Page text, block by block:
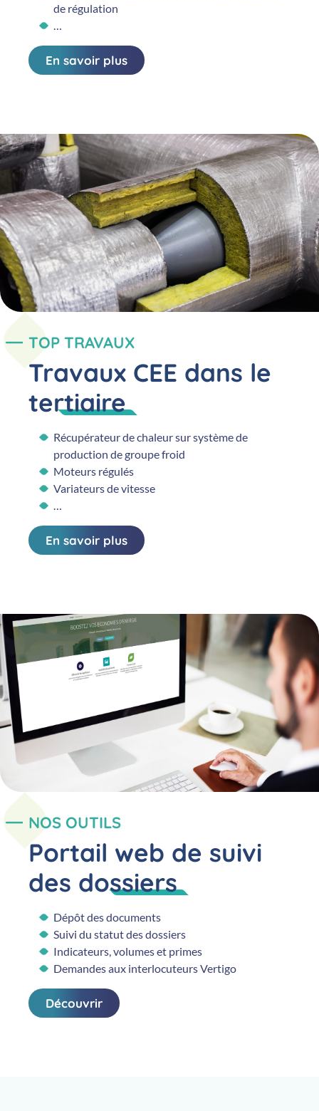
de régulation
En savoir plus
TOP TRAVAUX
Travaux CEE dans le
tertiaire
Récupérateur de chaleur sur système de
production de groupe froid
Moteurs régulés
Variateurs de vitesse
En savoir plus
NOS OUTILS
Portail web de suivi
des dossiers
Dépôt des documents
Suivi du statut des dossiers
Indicateurs, volumes et primes
Demandes aux interlocuteurs Vertigo
Découvrir